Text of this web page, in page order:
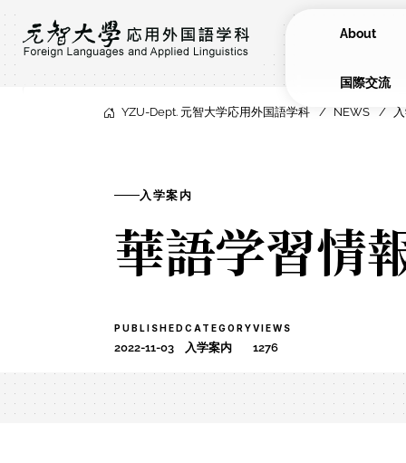
About
​国際交流
YZU-Dept. 元智大学応用外国語学科 NEWS
入学案内
華語学習情
PUBLISHED
2022-11-03
CATEGORY
入学案内
VIEWS
1276